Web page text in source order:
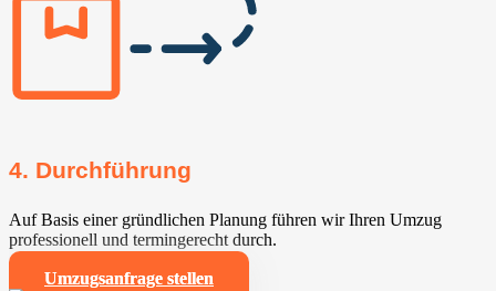
4. Durchführung
Auf Basis einer gründlichen Planung führen wir Ihren Umzug
professionell und termingerecht durch.
Umzugsanfrage stellen